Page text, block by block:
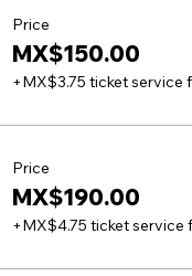
Price
MX$150.00
+MX$3.75 ticket service
Price
MX$190.00
+MX$4.75 ticket service